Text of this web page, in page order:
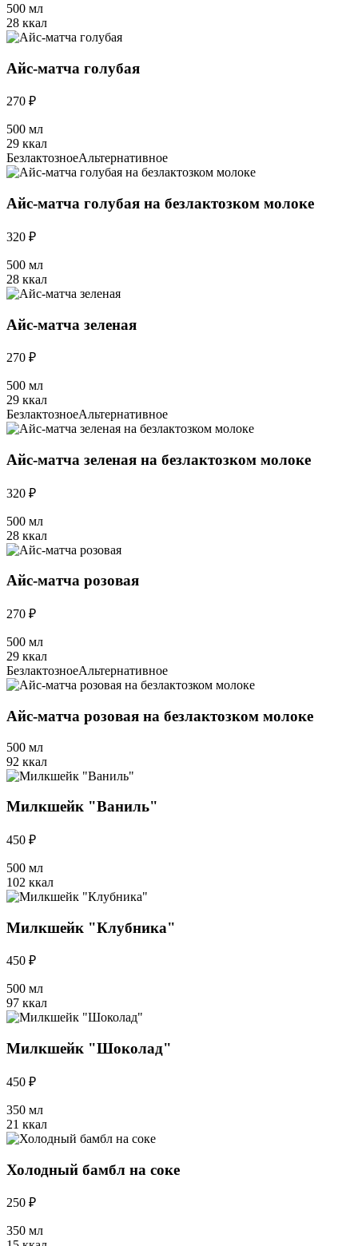
500 мл
28 ккал
Айс-матча голубая
270 ₽
500 мл
29 ккал
БезлактозноеАльтернативное
Айс-матча голубая на безлактозком молоке
320 ₽
500 мл
28 ккал
Айс-матча зеленая
270 ₽
500 мл
29 ккал
БезлактозноеАльтернативное
Айс-матча зеленая на безлактозком молоке
320 ₽
500 мл
28 ккал
Айс-матча розовая
270 ₽
500 мл
29 ккал
БезлактозноеАльтернативное
Айс-матча розовая на безлактозком молоке
500 мл
92 ккал
Милкшейк "Ваниль"
450 ₽
500 мл
102 ккал
Милкшейк "Клубника"
450 ₽
500 мл
97 ккал
Милкшейк "Шоколад"
450 ₽
350 мл
21 ккал
Холодный бамбл на соке
250 ₽
350 мл